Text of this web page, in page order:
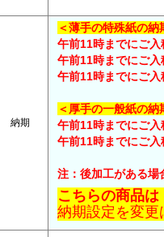
納期
＜薄手の特殊紙の納
午前11時までにご
午前11時までにご
午前11時までにご
＜厚手の一般紙の納
午前11時までにご
午前11時までにご
注：後加工がある場
こちらの商品
納期設定を変